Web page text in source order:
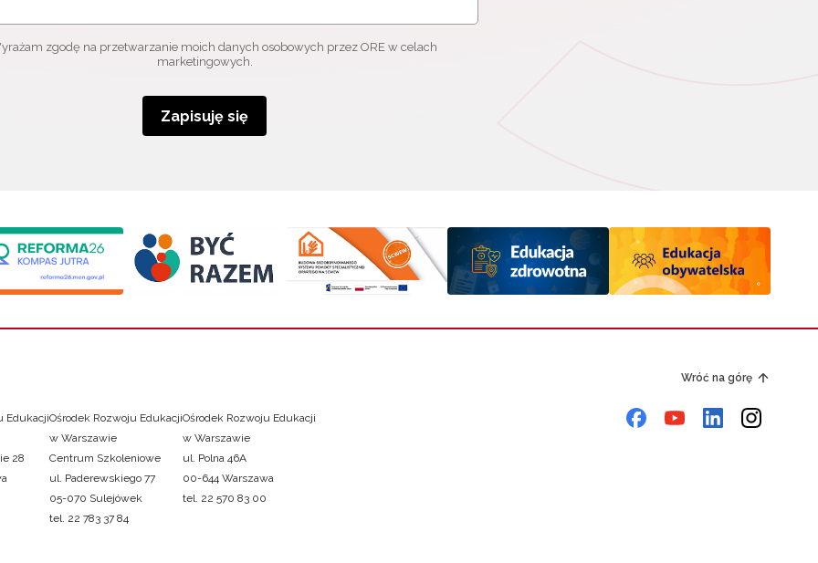
zgodę na przetwarzanie moich danych osobowych przez ORE w celach
marketingowych.
Zapisuję się
Wróć na górę
Edukacji
28
Ośrodek Rozwoju Edukacji
w Warszawie
Centrum Szkoleniowe
ul. Paderewskiego 77
05-070 Sulejówek
tel. 22 783 37 84
Ośrodek Rozwoju Edukacji
w Warszawie
ul. Polna 46A
00-644 Warszawa
tel. 22 570 83 00